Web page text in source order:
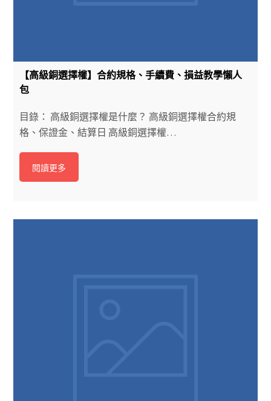
【高級銅選擇權】合約規格、手續費、損益教學懶人
包
目錄： 高級銅選擇權是什麼？ 高級銅選擇權合約規
格、保證金、結算日 高級銅選擇權…
閱讀更多